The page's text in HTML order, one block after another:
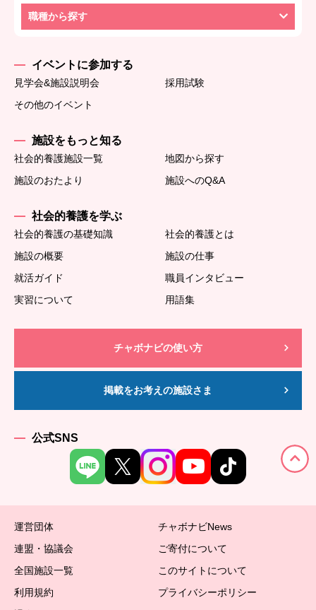
職種から探す
イベントに参加する
見学会&施設説明会
採用試験
その他のイベント
施設をもっと知る
社会的養護施設一覧
地図から探す
施設のおたより
施設へのQ&A
社会的養護を学ぶ
社会的養護の基礎知識
社会的養護とは
施設の概要
施設の仕事
就活ガイド
職員インタビュー
実習について
用語集
チャボナビの使い方
掲載をお考えの施設さま
公式SNS
運営団体
チャボナビNews
連盟・協議会
ご寄付について
全国施設一覧
このサイトについて
利用規約
プライバシーポリシー